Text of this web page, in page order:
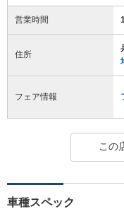
営業時間
住所
フェア情報
この
車種スペック